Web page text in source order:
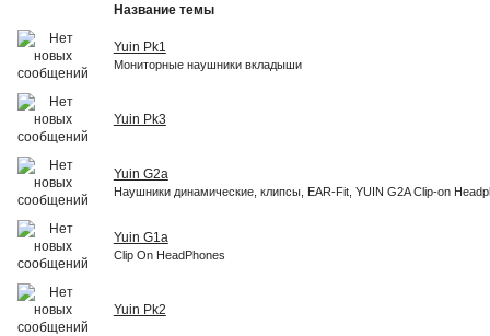
Название темы
Yuin Pk1
Мониторные наушники вкладыши
Yuin Pk3
Yuin G2a
Наушники динамические, клипсы, EAR-Fit, YUIN G2A Clip-on
Yuin G1a
Clip On HeadPhones
Yuin Pk2